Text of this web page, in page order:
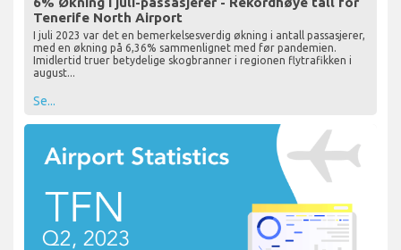
Tenerife North Airport
I juli 2023 var det en bemerkelsesverdig økning i antall passasjerer,
med en økning på 6,36% sammenlignet med før pandemien.
Imidlertid truer betydelige skogbranner i regionen flytrafikken i
august...
Se...